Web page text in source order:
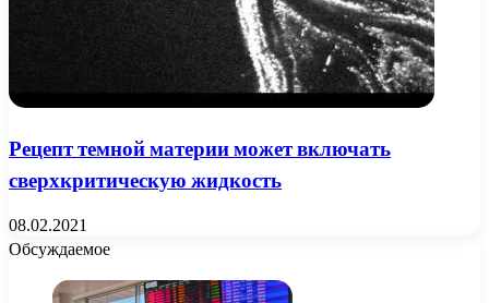
Рецепт темной материи может включать
сверхкритическую жидкость
08.02.2021
Обсуждаемое